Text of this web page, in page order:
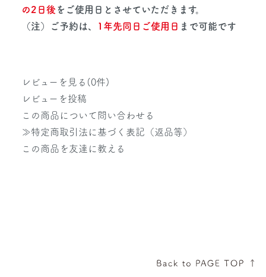
の2日後 をご使用日とさせていただきます。
（注）ご予約は、
1年先同日ご使用日 まで可能です
レビューを見る(0件)
レビューを投稿
この商品について問い合わせる
≫特定商取引法に基づく表記（返品等）
この商品を友達に教える